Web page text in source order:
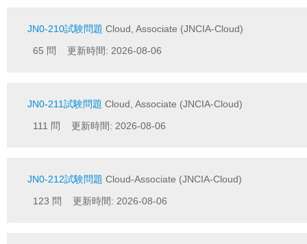
JN0-210試験問題 Cloud, Associate (JNCIA-Cloud)
65 問 更新時間: 2026-08-06
JN0-211試験問題 Cloud, Associate (JNCIA-Cloud)
111 問 更新時間: 2026-08-06
JN0-212試験問題 Cloud-Associate (JNCIA-Cloud)
123 問 更新時間: 2026-08-06